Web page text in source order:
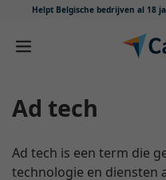
Helpt Belgische bedrijven al 18
Meteen naar content
Ad tech
Ad tech is een term die
technologie en diensten